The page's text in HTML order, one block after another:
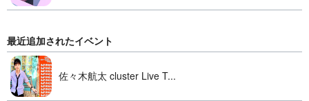
最近追加されたイベント
佐々木航太 cluster Live T...